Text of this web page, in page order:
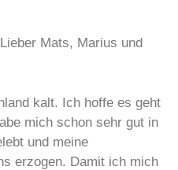
Mats, Marius und
kalt. Ich hoffe es geht
mich schon sehr gut in
und meine
erzogen. Damit ich mich